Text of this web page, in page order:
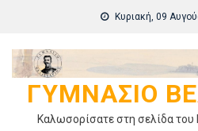
content
Κυριακή, 09
ΓΥΜΝΆΣΙΟ
Καλωσορίσατε στη σελίδα του